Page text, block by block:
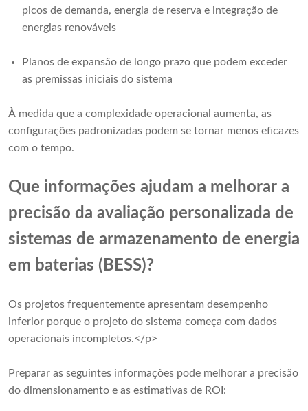
picos de demanda, energia de reserva e integração de
energias renováveis
Planos de expansão de longo prazo que podem exceder
as premissas iniciais do sistema
À medida que a complexidade operacional aumenta, as
configurações padronizadas podem se tornar menos eficazes
com o tempo.
Que informações ajudam a melhorar a
precisão da avaliação personalizada de
sistemas de armazenamento de energia
em baterias (BESS)?
Os projetos frequentemente apresentam desempenho
inferior porque o projeto do sistema começa com dados
operacionais incompletos.</p>
Preparar as seguintes informações pode melhorar a precisão
do dimensionamento e as estimativas de ROI: